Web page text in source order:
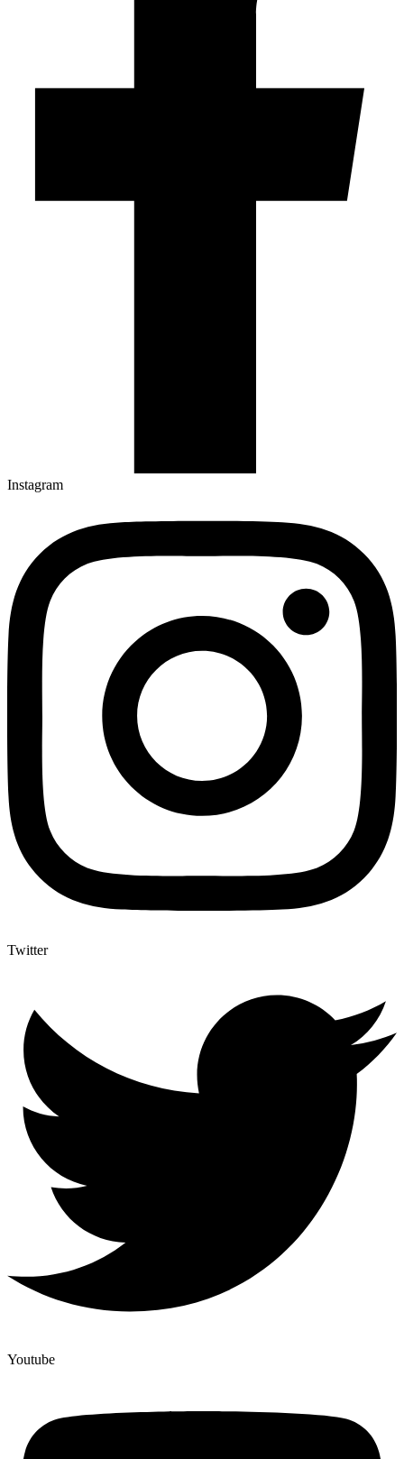
Instagram
Twitter
Youtube